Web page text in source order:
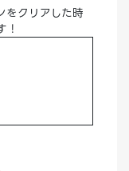
をクリアした時